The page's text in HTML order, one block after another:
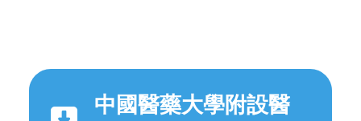
中國醫藥大學附設醫